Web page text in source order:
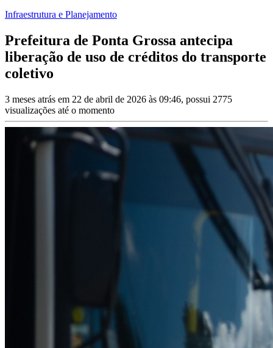
Infraestrutura e Planejamento
Prefeitura de Ponta Grossa antecipa
liberação de uso de créditos do transporte
coletivo
3 meses atrás em 22 de abril de 2026 às 09:46, possui 2775
visualizações até o momento